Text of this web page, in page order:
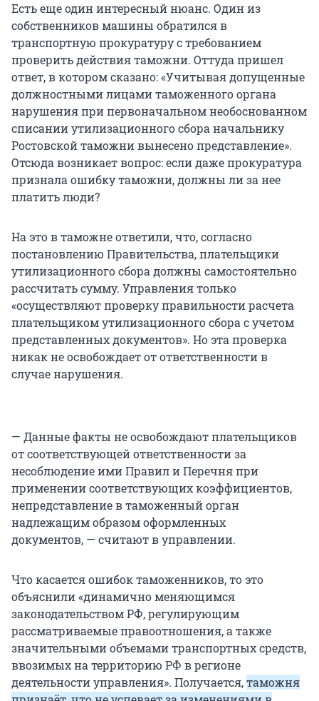
что, если в течение трех лет с момента ввоза
транспорта в РФ после уплаты
утилизационного сбора установлен факт
неуплаты или неполной уплаты
утилизационного сбора, таможенные органы в
срок, не превышающий 10 рабочих дней со дня
обнаружения указанного факта, информируют
плательщика о необходимости уплаты
утилизационного сбора и сумме неуплаченного
утилизационного сбора (а также пени за
просрочку уплаты) с указанием оснований для
его доначисления.
То есть в тексте не указано, с какого именно
момента начисляются пени — с момента
проверки и получения уведомления
собственником или с момента уплаты якобы
неполного сбора.
При этом в п. 11 говорится о том, как начисляют
пени в случаенеуплаты утильсбора. Там нет
речи онеполной уплате
в разных пунктах говорится о санкциях за
«неуплату» или «неполную уплату».
Есть еще один интересный нюанс. Один из
собственников машины обратился в
транспортную прокуратуру с требованием
проверить действия таможни. Оттуда пришел
ответ, в котором сказано: «Учитывая допущенные
должностными лицами таможенного органа
нарушения при первоначальном необоснованном
списании утилизационного сбора начальнику
Ростовской таможни вынесено представление».
Отсюда возникает вопрос: если даже прокуратура
признала ошибку таможни, должны ли за нее
платить люди?
На это в таможне ответили, что, согласно
постановлению Правительства, плательщики
утилизационного сбора должны самостоятельно
рассчитать сумму. Управления только
«осуществляют проверку правильности расчета
плательщиком утилизационного сбора с учетом
представленных документов». Но эта проверка
никак не освобождает от ответственности в
случае нарушения.
— Данные факты не освобождают плательщиков
от соответствующей ответственности за
несоблюдение ими Правил и Перечня при
применении соответствующих коэффициентов,
непредставление в таможенный орган
надлежащим образом оформленных
документов, — считают в управлении.
Что касается ошибок таможенников, то это
объяснили «динамично меняющимся
законодательством РФ, регулирующим
рассматриваемые правоотношения, а также
значительными объемами транспортных средств,
ввозимых на территорию РФ в регионе
деятельности управления». Получается,таможня